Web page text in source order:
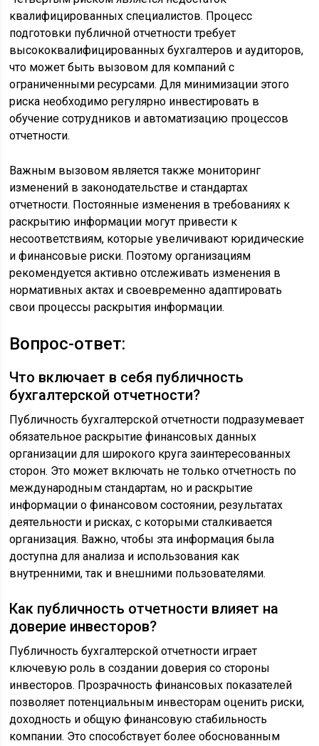
квалифицированных специалистов. Процесс
подготовки публичной отчетности требует
высококвалифицированных бухгалтеров и аудиторов,
что может быть вызовом для компаний с
ограниченными ресурсами. Для минимизации этого
риска необходимо регулярно инвестировать в
обучение сотрудников и автоматизацию процессов
отчетности.
Важным вызовом является также мониторинг
изменений в законодательстве и стандартах
отчетности. Постоянные изменения в требованиях к
раскрытию информации могут привести к
несоответствиям, которые увеличивают юридические
и финансовые риски. Поэтому организациям
рекомендуется активно отслеживать изменения в
нормативных актах и своевременно адаптировать
свои процессы раскрытия информации.
Вопрос-ответ:
Что включает в себя публичность
бухгалтерской отчетности?
Публичность бухгалтерской отчетности подразумевает
обязательное раскрытие финансовых данных
организации для широкого круга заинтересованных
сторон. Это может включать не только отчетность по
международным стандартам, но и раскрытие
информации о финансовом состоянии, результатах
деятельности и рисках, с которыми сталкивается
организация. Важно, чтобы эта информация была
доступна для анализа и использования как
внутренними, так и внешними пользователями.
Как публичность отчетности влияет на
доверие инвесторов?
Публичность бухгалтерской отчетности играет
ключевую роль в создании доверия со стороны
инвесторов. Прозрачность финансовых показателей
позволяет потенциальным инвесторам оценить риски,
доходность и общую финансовую стабильность
компании. Это способствует более обоснованным